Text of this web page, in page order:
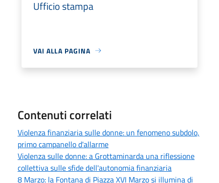
Ufficio stampa
VAI ALLA PAGINA
Contenuti correlati
Violenza finanziaria sulle donne: un fenomeno subdolo,
primo campanello d'allarme
Violenza sulle donne: a Grottaminarda una riflessione
collettiva sulle sfide dell'autonomia finanziaria
8 Marzo: la Fontana di Piazza XVI Marzo si illumina di